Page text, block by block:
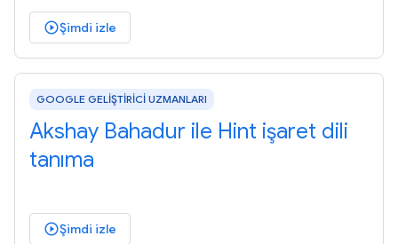
play_circle_outlinedŞimdi izle
GOOGLE GELİŞTİRİCİ UZMANLARI
Akshay Bahadur ile Hint işaret dili
tanıma
play_circle_outlinedŞimdi izle